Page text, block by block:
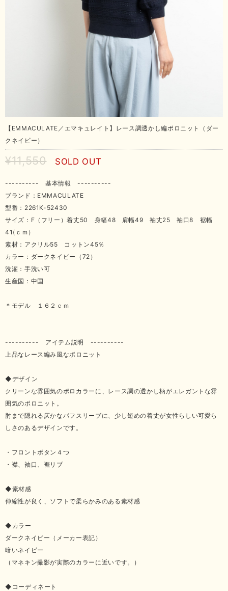
【EMMACULATE／エマキュレイト】レース調透かし編ポロニット（ダー
クネイビー）
¥11,550 SOLD OUT
---------- 基本情報 ----------
ブランド：EMMACULATE
型番：2261K-52430
サイズ：F（フリー）着丈50 身幅48 肩幅49 袖丈25 袖口8 裾幅
41(ｃｍ）
素材：アクリル55 コットン45％
カラー：ダークネイビー（72）
洗濯：手洗い可
生産国：中国
＊モデル １６２ｃｍ
---------- アイテム説明 ----------
上品なレース編み風なポロニット
◆デザイン
クリーンな雰囲気のポロカラーに、レース調の透かし柄がエレガントな雰
囲気のポロニット。
肘まで隠れる仄かなパフスリーブに、少し短めの着丈が女性らしい可愛ら
しさのあるデザインです。
・フロントボタン４つ
・襟、袖口、裾リブ
◆素材感
伸縮性が良く、ソフトで柔らかみのある素材感
◆カラー
ダークネイビー（メーカー表記）
暗いネイビー
（マネキン撮影が実際のカラーに近いです。）
◆コーディネート